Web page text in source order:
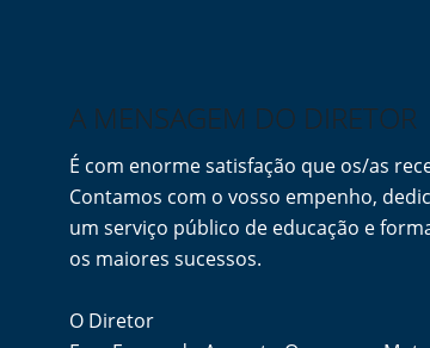
A MENSAGEM DO DIRETOR
É com enorme satisfação que os/as
Contamos com o vosso empenho,
um serviço público de educação e
os maiores sucessos.
O Diretor